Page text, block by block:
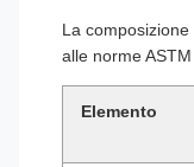
La
alle norme
Elemento